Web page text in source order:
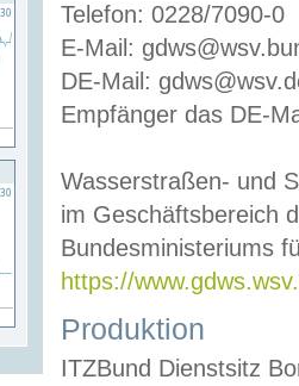
Telefon: 0228/7090-0
E-Mail:
DE-Mail:
Empfänger das DE-
Wasserstraßen- und
im Geschäftsbereich
Bundesministeriums
https://
Produktion
ITZBund Dienstsitz